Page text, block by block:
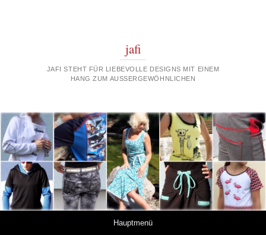
jafi
JAFI STEHT FÜR LIEBEVOLLE DESIGNS MIT EINEM
HANG ZUM AUSSERGEWÖHNLICHEN
Hauptmenü